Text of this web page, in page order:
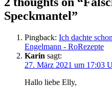
Speckmantel”
Pingback: Ich dachte
Engelmann - RoRezepte
Karin sagt:
27. März 2021 um 17:03
Hallo liebe Elly,